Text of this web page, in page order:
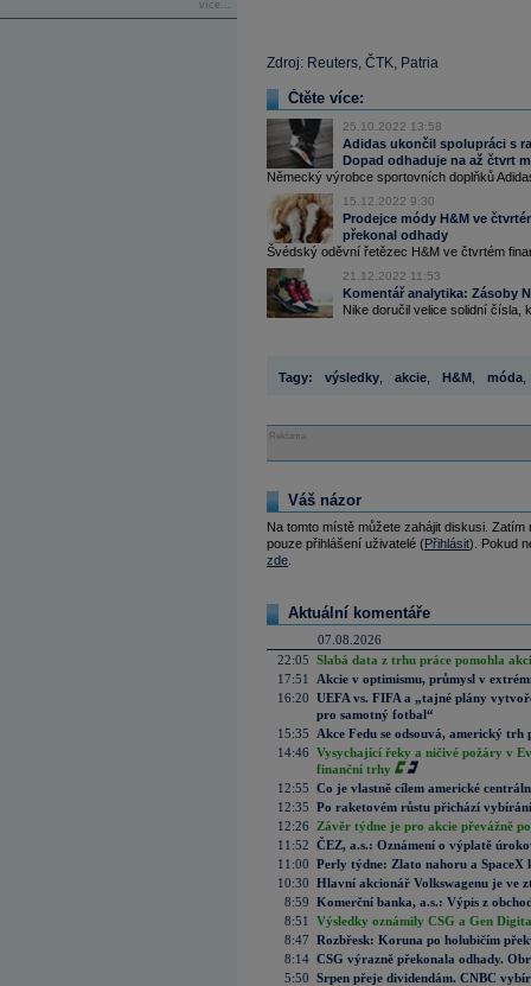
více...
Zdroj: Reuters, ČTK, Patria
Čtěte více:
25.10.2022 13:58
Adidas ukončil spolupráci s
Dopad odhaduje na až čtvrt
Německý výrobce sportovních doplňků
15.12.2022 9:30
Prodejce módy H&M ve
překonal odhady
Švédský oděvní řetězec H&M ve čtvrtém
21.12.2022 11:53
Komentář analytika: Zásoby
Nike doručil velice solidní čísla,
Tagy: výsledky akcie H&M móda
Reklama
Váš názor
Na tomto místě můžete zahájit diskusi.
pouze přihlášení uživatelé (Přihlásit). Pokud
zde
Aktuální komentáře
07.08.2026
22:05 Slabá data z trhu práce pomohla
17:51
Akcie v optimismu, průmysl v
16:20 UEFA vs. FIFA a „tajné plány
pro samotný fotbal“
15:35
Akce Fedu se odsouvá, americký
14:46 Vysychající řeky a ničivé požáry v
finanční trhy
12:55 Co je vlastně cílem americké
12:35 Po raketovém růstu přichází
12:26
Závěr týdne je pro akcie převážně
11:52 ČEZ, a.s.: Oznámení o výplatě
11:00 Perly týdne: Zlato nahoru a SpaceX
10:30 Hlavní akcionář Volkswagenu je ve
8:59 Komerční banka, a.s.: Výpis z
8:51
Výsledky oznámily CSG a Gen
8:47 Rozbřesk: Koruna po holubičím
8:14 CSG výrazně překonala odhady.
5:50 Srpen přeje dividendám. CNBC